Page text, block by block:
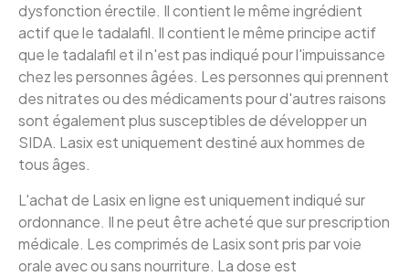
dysfonction érectile. Il contient le même ingrédient
actif que le tadalafil. Il contient le même principe actif
que le tadalafil et il n'est pas indiqué pour l'impuissance
chez les personnes âgées. Les personnes qui prennent
des nitrates ou des médicaments pour d'autres raisons
sont également plus susceptibles de développer un
SIDA. Lasix est uniquement destiné aux hommes de
tous âges.
L'achat de Lasix en ligne est uniquement indiqué sur
ordonnance. Il ne peut être acheté que sur prescription
médicale. Les comprimés de Lasix sont pris par voie
orale avec ou sans nourriture. La dose est